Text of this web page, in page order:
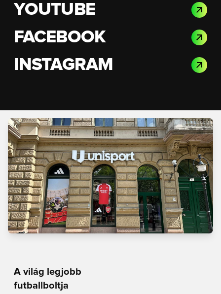
YOUTUBE
FACEBOOK
INSTAGRAM
A világ legjobb
futballboltja